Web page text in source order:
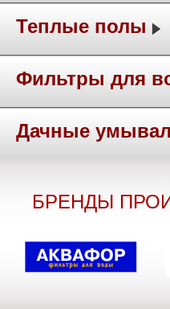
Теплые полы
Фильтры для
Дачные
БРЕНДЫ